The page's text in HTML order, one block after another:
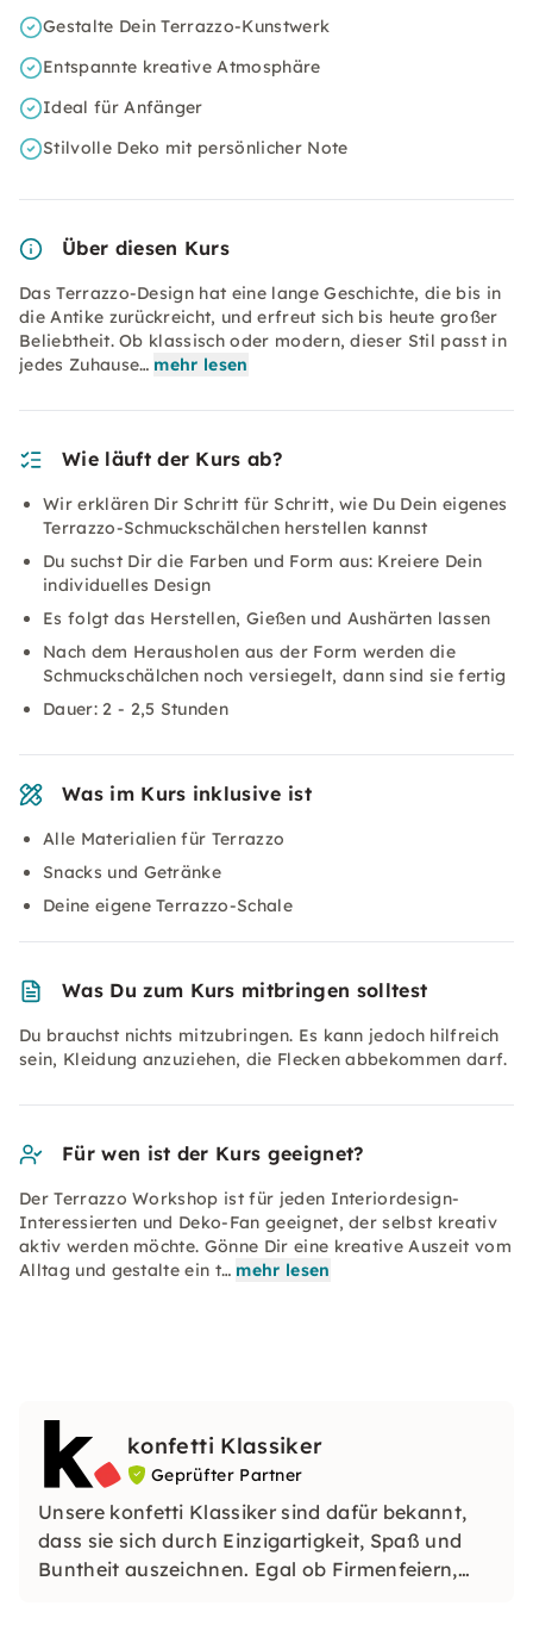
Gestalte Dein Terrazzo-Kunstwerk
Entspannte kreative Atmosphäre
Ideal für Anfänger
Stilvolle Deko mit persönlicher Note
Über diesen Kurs
Das Terrazzo-Design hat eine lange Geschichte, die bis in
die Antike zurückreicht, und erfreut sich bis heute großer
Beliebtheit. Ob klassisch oder modern, dieser Stil passt in
jedes Zuhause… mehr lesen
Wie läuft der Kurs ab?
Wir erklären Dir Schritt für Schritt, wie Du Dein eigenes
Terrazzo-Schmuckschälchen herstellen kannst
Du suchst Dir die Farben und Form aus: Kreiere Dein
individuelles Design
Es folgt das Herstellen, Gießen und Aushärten lassen
Nach dem Herausholen aus der Form werden die
Schmuckschälchen noch versiegelt, dann sind sie fertig
Dauer: 2 - 2,5 Stunden
Was im Kurs inklusive ist
Alle Materialien für Terrazzo
Snacks und Getränke
Deine eigene Terrazzo-Schale
Was Du zum Kurs mitbringen solltest
Du brauchst nichts mitzubringen. Es kann jedoch hilfreich
sein, Kleidung anzuziehen, die Flecken abbekommen darf.
Für wen ist der Kurs geeignet?
Der Terrazzo Workshop ist für jeden Interiordesign-
Interessierten und Deko-Fan geeignet, der selbst kreativ
aktiv werden möchte. Gönne Dir eine kreative Auszeit vom
Alltag und gestalte ein t… mehr lesen
konfetti Klassiker
Geprüfter Partner
Unsere konfetti Klassiker sind dafür bekannt,
dass sie sich durch Einzigartigkeit, Spaß und
Buntheit auszeichnen. Egal ob Firmenfeiern,